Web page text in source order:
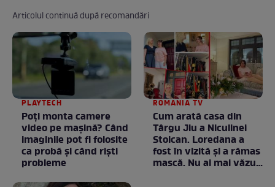
Articolul continuă după recomandări
PLAYTECH
Poți monta camere
video pe mașină? Când
imaginile pot fi folosite
ca probă și când riști
probleme
ROMANIA TV
Cum arată casa din
Târgu Jiu a Niculinei
Stoican. Loredana a
fost în vizită și a rămas
mască. Nu ai mai văzut